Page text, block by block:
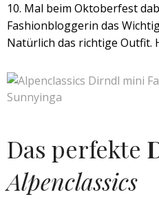
10. Mal beim Oktoberfest
Fashionbloggerin das
Natürlich das richtige Outfit.
Das perfekte
Alpenclassics